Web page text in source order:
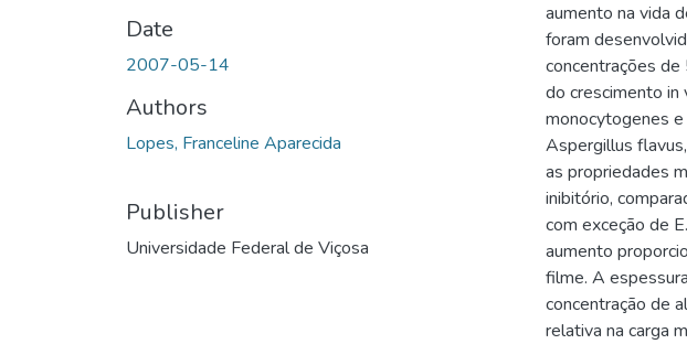
Date
2007-05-14
Authors
Lopes, Franceline Aparecida
Publisher
Universidade Federal de Viçosa
aumento na vida
foram
concentrações
do crescimento in
monocytogenes e
Aspergillus
as propriedades
inibitório,
com exceção de
aumento
filme. A
concentração de
relativa na carga